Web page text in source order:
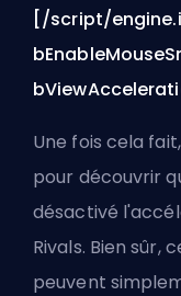
[/script/
Une fois cela
pour découvrir
désactivé
Rivals. Bien sûr,
peuvent